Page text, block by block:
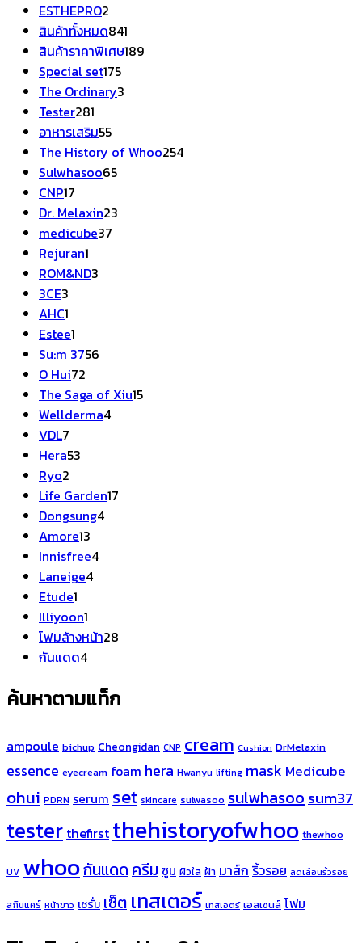
ESTHEPRO2
สินค้า
สินค้าทั้งหมด841
สินค้า
สินค้าราคาพิเศษ189189
Special set175175
สินค้า
The Ordinary3
Tester281
สินค้า
อาหารเสริม5555
สินค้า
The History of Whoo254254
Sulwhasoo6565
CNP17
สินค้า
Dr. Melaxin23
medicube37
Rejuran1
สินค้า
ROM&ND3
3CE3
AHC1
สินค้า
Estee1
สินค้า
Su:m 3756
O Hui72
สินค้า
The Saga of Xiu1515
Wellderma44
VDL7
สินค้า
Hera53
Ryo2
สินค้า
Life Garden17
Dongsung44
Amore13
สินค้า
Innisfree44
Laneige44
Etude1
สินค้า
Illiyoon1
สินค้า
โฟมล้างหน้า28
กันแดด44
ค้นหาตามแท็ก
ampoule bichup Cheongidan CNP cream Cushion DrMelaxin
essence eyecream foam hera Hwanyu lifting mask Medicube
ohui PDRN serum set skincare sulwasoo sulwhasoosum37
tester thefirst thehistoryofwhoo thewhoo
UV whooกันแดดครีม ซูม ผิวใส ฝ้า มาส์ก ริ้วรอย ลดเลือนริ้วรอย
สกินแคร์ หน้าขาว เซรั่มเซ็ต เทสเตอร์ เทสเอตร์ เอสเซนส์ โฟม